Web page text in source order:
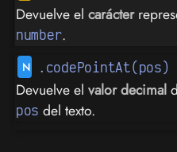
Devuelve el carácter
number.
.codePointAt(pos)
Devuelve el valor decimal
pos del texto.